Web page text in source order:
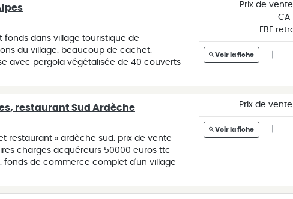
accompagnons dans vos démarches
aboutir votre projet. me consulter sur
fonds dans village touristique de
du village. beaucoup de cachet.
avec pergola végétalisée de 40 couverts
Prix de
CA
EBE
Voir la fiche
restaurant Sud Ardèche
restaurant » ardèche sud. prix de vente
charges acquéreurs 50000 euros ttc
fonds de commerce complet d'un village
totale 120 couchages bar ?
Prix de
Voir la fiche